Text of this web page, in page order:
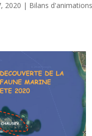
2020 | Bilans